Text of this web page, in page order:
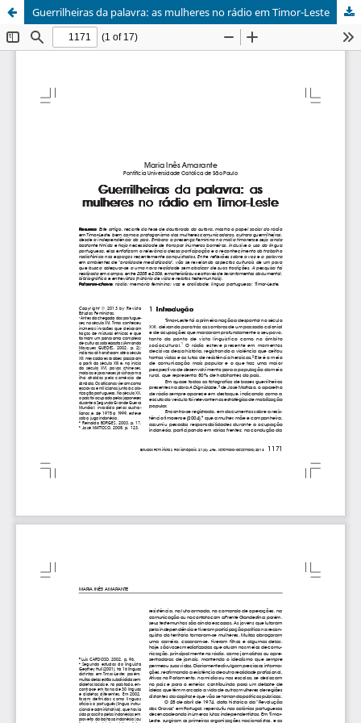
Guerrilheiras da palavra: as mulheres no rádio em Timor-Leste